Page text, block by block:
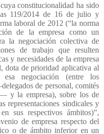
constitucionalidad ha sido
119/2014 de 16 de julio y
laboral de 2012 (“la norma
de la empresa como un
la negociación colectiva de
de trabajo que resulten
y necesidades de la empresa
dota de prioridad aplicativa al
negociación (entre los
de personal, comités
y la empresa), sobre los de
representaciones sindicales y
sus respectivos ámbitos)”,
de empresa respecto del
o de ámbito inferior en un